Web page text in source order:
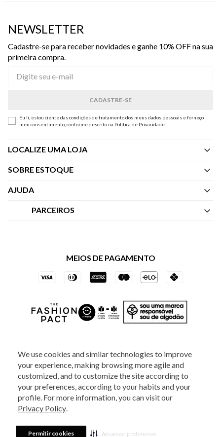
We use cookies and similar technologies to improve
your experience, making browsing more agile and
customized, and to customize the site according to
your preferences, according to your habits and your
profile. For more information, you can visit our
Privacy Policy.
Permitir cookies Advanced preferences
NEWSLETTER
Cadastre-se para receber novidades e ganhe 10% OFF na sua
primeira compra.
Eu li, estou ciente das condições de tratamento dos meus dados pessoais e forneço
meu consentimento, conforme descrito na Política de Privacidade
LOCALIZE UMA LOJA
SOBRE ESTOQUE
Quem Somos
AJUDA
Central de Atendimento
Trocas e Devoluções
PARCEIROS
Vai de Visa
Azul Fidelidade
MEIOS DE PAGAMENTO
2025 - Veste S.A Estilo. Todos os direitos reservados - A loja Estoque reserva-
se no direito de corrigir ou alterar informações como: preços, promoções e
880 5520.Horário de Atendimento:
Sábados das 8h às 14h, exceto feriados. Veste S.A Estilo. Rua Othão, 405, Vila